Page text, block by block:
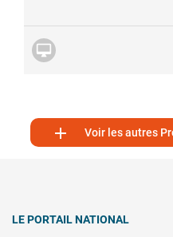

 Voir les autres
LE PORTAIL NATIONAL